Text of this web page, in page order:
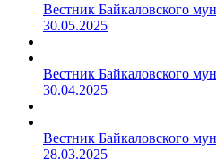
Вестник Байкаловского
30.05.2025
Вестник Байкаловского
30.04.2025
Вестник Байкаловского
28.03.2025